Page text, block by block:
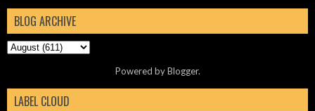
BLOG ARCHIVE
Powered byBlogger.
LABEL CLOUD